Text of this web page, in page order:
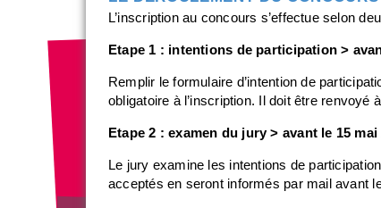
L’inscription au concours s’effectue selon
Etape 1 : intentions de participation >
Remplir le formulaire d’intention de
obligatoire à l’inscription. Il doit être renvoyé
Etape 2 : examen du jury > avant le 15 mai
Le jury examine les intentions de
acceptés en seront informés par mail avant